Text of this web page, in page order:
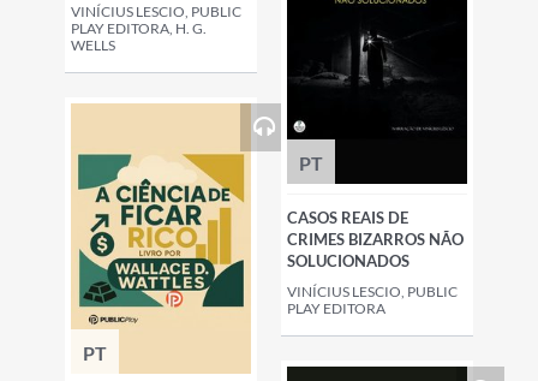
VINÍCIUS LESCIO, PUBLIC
PLAY EDITORA, H. G.
WELLS
PT
PT
CASOS REAIS DE
CRIMES BIZARROS NÃO
SOLUCIONADOS
VINÍCIUS LESCIO, PUBLIC
PLAY EDITORA